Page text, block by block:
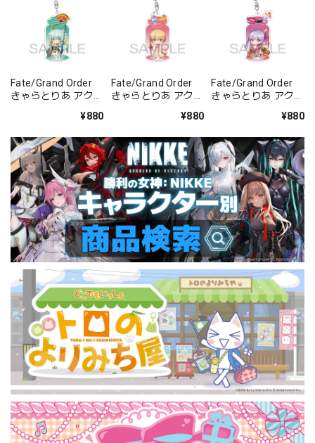
Fate/Grand Order
きゃらとりあ アクリ
¥880
Fate/Grand Order
きゃらとりあ アクリ
¥880
Fate/Grand Order
きゃらとりあ アクリ
バー/パッションリ
¥880